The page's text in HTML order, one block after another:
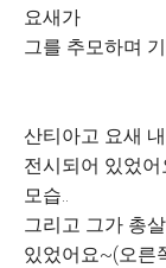
요새가
그를 추모하며
산티아고 요새
전시되어 있었
모습..
그리고 그가 총
있었어요~(오른